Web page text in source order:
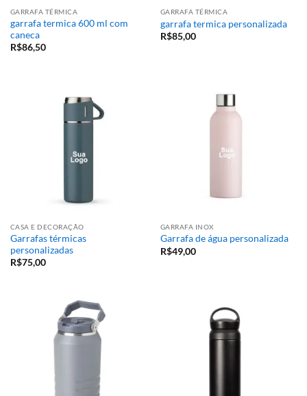
GARRAFA TÉRMICA
garrafa termica 600 ml com
caneca
R$86,50
GARRAFA TÉRMICA
garrafa termica personalizada
R$85,00
CASA E DECORAÇÃO
Garrafas térmicas
personalizadas
R$75,00
GARRAFA INOX
Garrafa de água personalizada
R$49,00